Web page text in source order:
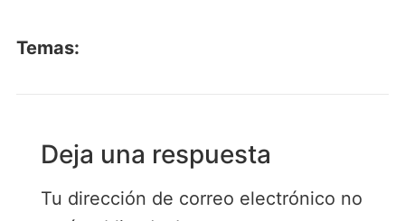
Temas:
Deja una respuesta
Tu dirección de correo electrónico no